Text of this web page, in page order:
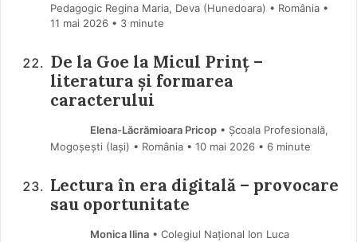
Pedagogic Regina Maria, Deva (Hunedoara) • România
11 mai 2026 • 3 minute
De la Goe la Micul Prinț –
literatura și formarea
caracterului
Elena-Lăcrămioara Pricop• Școala Profesională,
Mogoșești (Iaşi) • România
10 mai 2026 • 6 minute
Lectura în era digitală – provocare
sau oportunitate
Monica Ilina• Colegiul Național Ion Luca